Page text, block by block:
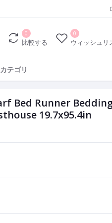
0
比較する
0
ウィッシュリ
テゴリ
Bed Runner
19.7x95.4in